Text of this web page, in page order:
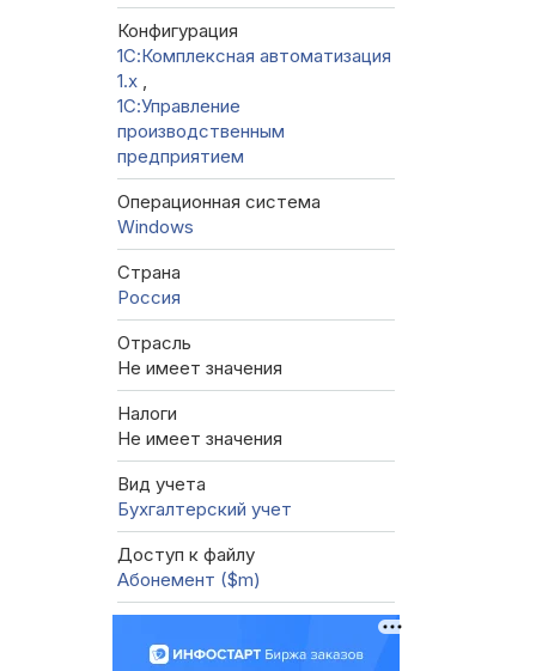
Конфигурация
1С:Комплексная автоматизация
1.х ,
1С:Управление
производственным
предприятием
Операционная система
Windows
Страна
Россия
Отрасль
Не имеет значения
Налоги
Не имеет значения
Вид учета
Бухгалтерский учет
Доступ к файлу
Абонемент ($m)